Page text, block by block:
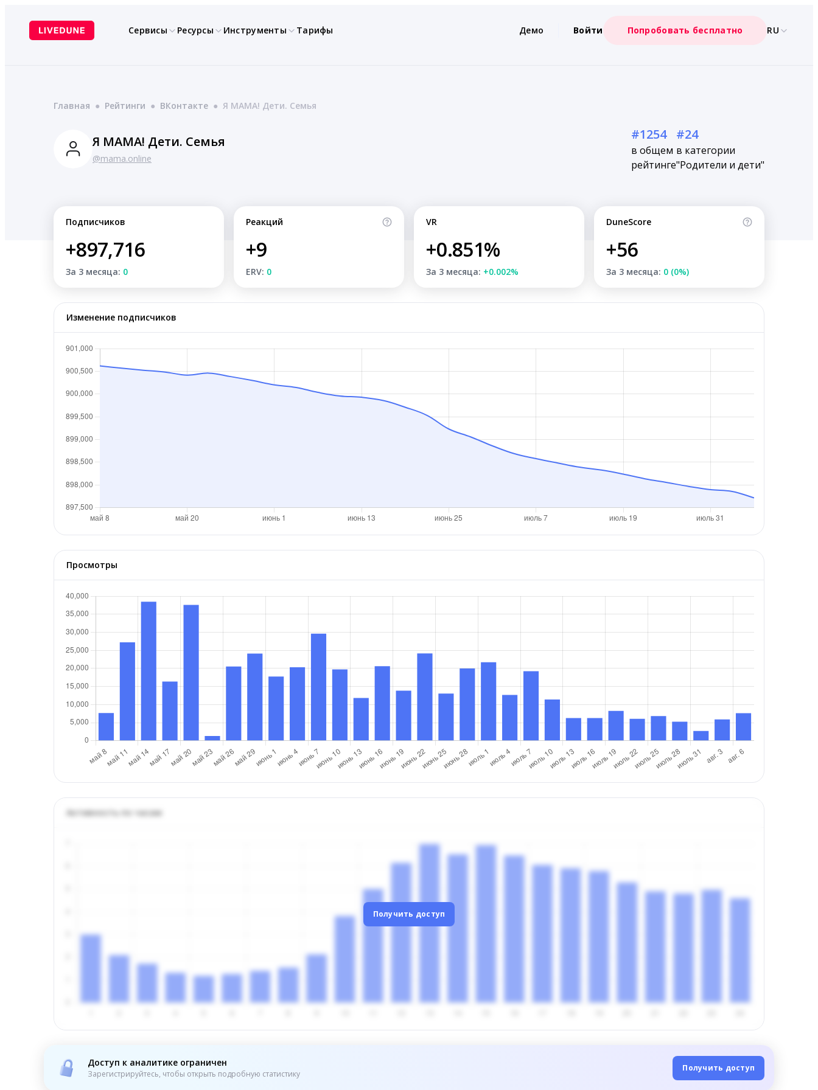
содержимому
Сервисы Ресурсы Инструменты Тарифы Демо Войти Попробовать бесплатно RU
Главная ● Рейтинги ● ВКонтакте ● Я МАМА! Дети. Семья
Я МАМА! Дети. Семья
@mama.online
#1254
в общем
рейтинге
#24
в категории
"Родители и дети"
Подписчиков
+897,716
За 3 месяца: 0
Реакций
+9
ERV: 0
VR
+0.851%
За 3 месяца: +0.002%
DuneScore
+56
За 3 месяца: 0 (0%)
Изменение подписчиков
Просмотры
Активность по часам
Получить доступ
Доступ к аналитике ограничен
Зарегистрируйтесь, чтобы открыть подробную статистику
Получить доступ